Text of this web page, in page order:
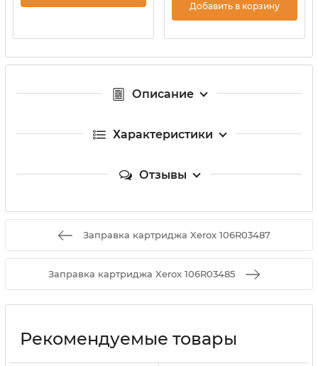
Добавить в корзину
Описание
Характеристики
Отзывы
Заправка картриджа Xerox 106R03487
Заправка картриджа Xerox 106R03485
Рекомендуемые товары